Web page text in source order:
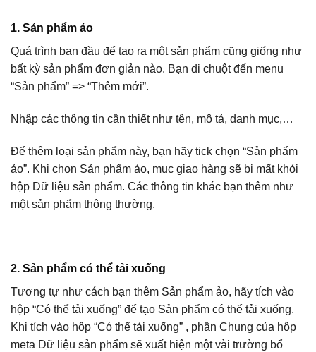
1. Sản phẩm ảo
Quá trình ban đầu để tạo ra một sản phẩm cũng giống như
bất kỳ sản phẩm đơn giản nào. Bạn di chuột đến menu
“Sản phẩm” => “Thêm mới”.
Nhập các thông tin cần thiết như tên, mô tả, danh mục,…
Để thêm loại sản phẩm này, bạn hãy tick chọn “Sản phẩm
ảo”. Khi chọn Sản phẩm ảo, mục giao hàng sẽ bị mất khỏi
hộp Dữ liệu sản phẩm. Các thông tin khác bạn thêm như
một sản phẩm thông thường.
2. Sản phẩm có thể tải xuống
Tương tự như cách bạn thêm Sản phẩm ảo, hãy tích vào
hộp “Có thể tải xuống” để tạo Sản phẩm có thể tải xuống.
Khi tích vào hộp “Có thể tải xuống” , phần Chung của hộp
meta Dữ liệu sản phẩm sẽ xuất hiện một vài trường bổ